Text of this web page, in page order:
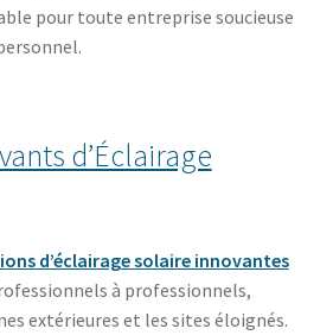
pour toute entreprise soucieuse
d’Éclairage
d’éclairage solaire innovantes
à professionnels,
extérieures et les sites éloignés.